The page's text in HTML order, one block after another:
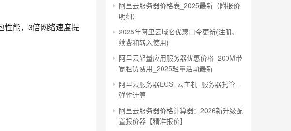
性能，3倍网络速度提
阿里云服务器价格表_2025最新（附报价
明细）
2025年阿里云域名优惠口令更新(注册、
续费和转入使用)
阿里云轻量应用服务器优惠价格_200M带
宽租赁费用_2025轻量活动最新
阿里云服务器ECS_云主机_服务器托管_
弹性计算
阿里云服务器价格计算器：2026新升级配
置报价器【精准报价】